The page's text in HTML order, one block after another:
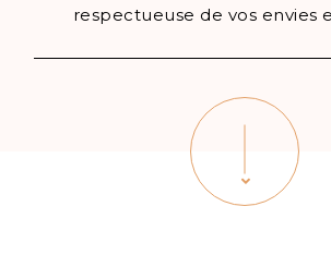
respectueuse de vos envies